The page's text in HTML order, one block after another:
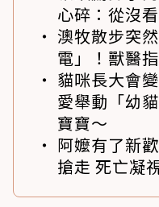
心碎：從沒
澳牧散步突
電」！獸醫
貓咪長大會
愛舉動「幼
寶寶～
阿嬤有了新
搶走 死亡凝